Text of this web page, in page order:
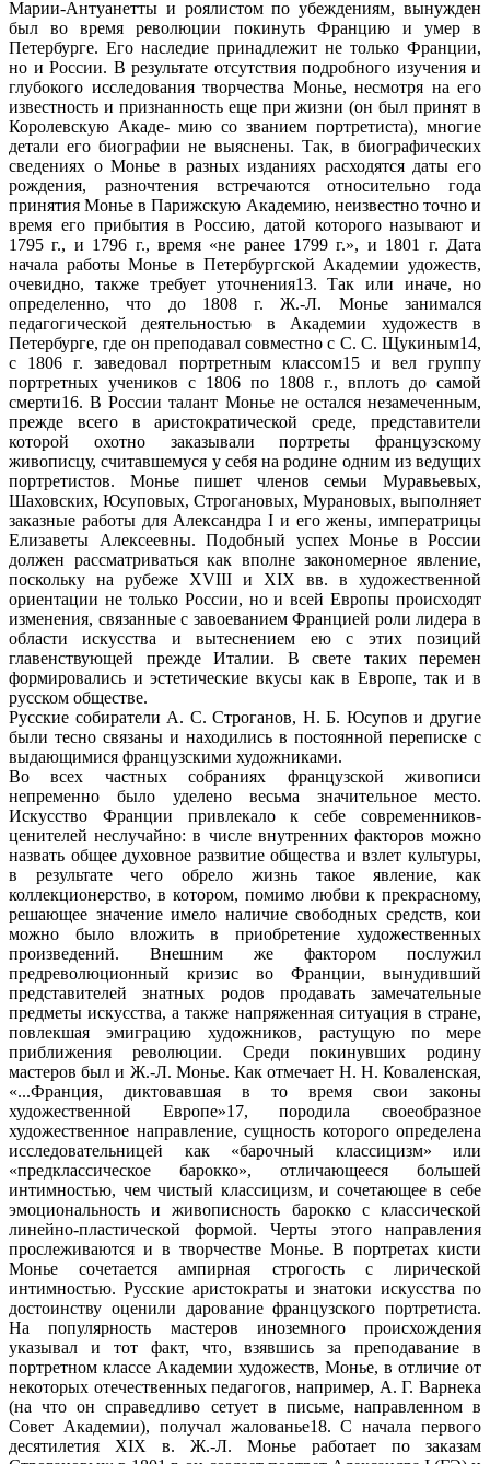
Марии-Антуанетты и роялистом по убеждениям, вынужден
был во время революции покинуть Францию и умер в
Петербурге. Его наследие принадлежит не только Франции,
но и России. В результате отсутствия подробного изучения и
глубокого исследования творчества Монье, несмотря на его
известность и признанность еще при жизни (он был принят в
Королевскую Акаде- мию со званием портретиста), многие
детали его биографии не выяснены. Так, в биографических
сведениях о Монье в разных изданиях расходятся даты его
рождения, разночтения встречаются относительно года
принятия Монье в Парижскую Академию, неизвестно точно и
время его прибытия в Россию, датой которого называют и
1795 г., и 1796 г., время «не ранее 1799 г.», и 1801 г. Дата
начала работы Монье в Петербургской Академии удожеств,
очевидно, также требует уточнения13. Так или иначе, но
определенно, что до 1808 г. Ж.-Л. Монье занимался
педагогической деятельностью в Академии художеств в
Петербурге, где он преподавал совместно с С. С. Щукиным14,
с 1806 г. заведовал портретным классом15 и вел группу
портретных учеников с 1806 по 1808 г., вплоть до самой
смерти16. В России талант Монье не остался незамеченным,
прежде всего в аристократической среде, представители
которой охотно заказывали портреты французскому
живописцу, считавшемуся у себя на родине одним из ведущих
портретистов. Монье пишет членов семьи Муравьевых,
Шаховских, Юсуповых, Строгановых, Мурановых, выполняет
заказные работы для Александра I и его жены, императрицы
Елизаветы Алексеевны. Подобный успех Монье в России
должен рассматриваться как вполне закономерное явление,
поскольку на рубеже XVIII и XIX вв. в художественной
ориентации не только России, но и всей Европы происходят
изменения, связанные с завоеванием Францией роли лидера в
области искусства и вытеснением ею с этих позиций
главенствующей прежде Италии. В свете таких перемен
формировались и эстетические вкусы как в Европе, так и в
русском обществе.
Русские собиратели А. С. Строганов, Н. Б. Юсупов и другие
были тесно связаны и находились в постоянной переписке с
выдающимися французскими художниками.
Во всех частных собраниях французской живописи
непременно было уделено весьма значительное место.
Искусство Франции привлекало к себе современников-
ценителей неслучайно: в числе внутренних факторов можно
назвать общее духовное развитие общества и взлет культуры,
в результате чего обрело жизнь такое явление, как
коллекционерство, в котором, помимо любви к прекрасному,
решающее значение имело наличие свободных средств, кои
можно было вложить в приобретение художественных
произведений. Внешним же фактором послужил
предреволюционный кризис во Франции, вынудивший
представителей знатных родов продавать замечательные
предметы искусства, а также напряженная ситуация в стране,
повлекшая эмиграцию художников, растущую по мере
приближения революции. Среди покинувших родину
мастеров был и Ж.-Л. Монье. Как отмечает Н. Н. Коваленская,
«...Франция, диктовавшая в то время свои законы
художественной Европе»17, породила своеобразное
художественное направление, сущность которого определена
исследовательницей как «барочный классицизм» или
«предклассическое барокко», отличающееся большей
интимностью, чем чистый классицизм, и сочетающее в себе
эмоциональность и живописность барокко с классической
линейно-пластической формой. Черты этого направления
прослеживаются и в творчестве Монье. В портретах кисти
Монье сочетается ампирная строгость с лирической
интимностью. Русские аристократы и знатоки искусства по
достоинству оценили дарование французского портретиста.
На популярность мастеров иноземного происхождения
указывал и тот факт, что, взявшись за преподавание в
портретном классе Академии художеств, Монье, в отличие от
некоторых отечественных педагогов, например, А. Г. Варнека
(на что он справедливо сетует в письме, направленном в
Совет Академии), получал жалованье18. С начала первого
десятилетия XIX в. Ж.-Л. Монье работает по заказам